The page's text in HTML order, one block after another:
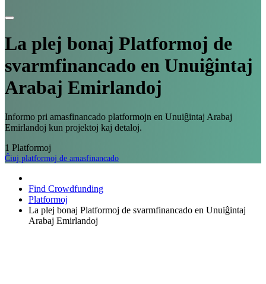
La plej bonaj Platformoj de
svarmfinancado en Unuiĝintaj
Arabaj Emirlandoj
Informo pri amasfinancado platformojn en Unuiĝintaj Arabaj
Emirlandoj kun projektoj kaj detaloj.
1 Platformoj
Ĉiuj platformoj de amasfinancado
Find Crowdfunding
Platformoj
La plej bonaj Platformoj de svarmfinancado en Unuiĝintaj
Arabaj Emirlandoj